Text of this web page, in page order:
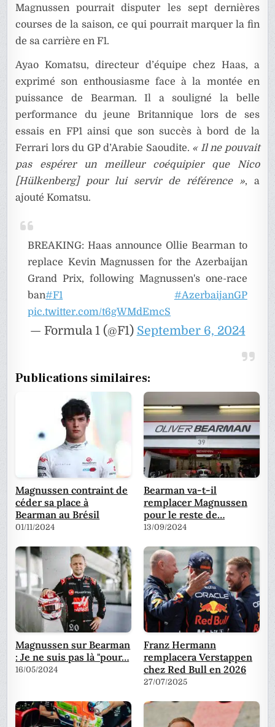
Magnussen pourrait disputer les sept dernières
courses de la saison, ce qui pourrait marquer la fin
de sa carrière en F1.
Ayao Komatsu, directeur d’équipe chez Haas, a
exprimé son enthousiasme face à la montée en
puissance de Bearman. Il a souligné la belle
performance du jeune Britannique lors de ses
essais en FP1 ainsi que son succès à bord de la
Ferrari lors du GP d’Arabie Saoudite. « Il ne pouvait
pas espérer un meilleur coéquipier que Nico
[Hülkenberg] pour lui servir de référence », a
ajouté Komatsu.
BREAKING: Haas announce Ollie Bearman to
replace Kevin Magnussen for the Azerbaijan
Grand Prix, following Magnussen's one-race
ban#F1
#AzerbaijanGP
pic.twitter.com/t6gWMdEmcS
— Formula 1 (@F1) September 6, 2024
Publications similaires:
Magnussen contraint de
céder sa place à
Bearman au Brésil
01/11/2024
Bearman va-t-il
remplacer Magnussen
pour le reste de…
13/09/2024
Magnussen sur Bearman
: Je ne suis pas là "pour…
16/05/2024
Franz Hermann
remplacera Verstappen
chez Red Bull en 2026
27/07/2025